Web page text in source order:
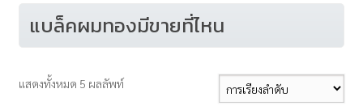
แจ้งการโอนเงิน
เกี่ยวกับแบล็คผมทอง
แบล็คผมทองมีขายที่ไหน
แสดงทั้งหมด 5 ผลลัพท์